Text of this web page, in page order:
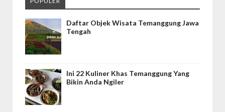
Daftar Objek Wisata Temanggung Jawa
Tengah
Ini 22 Kuliner Khas Temanggung Yang
Bikin Anda Ngiler